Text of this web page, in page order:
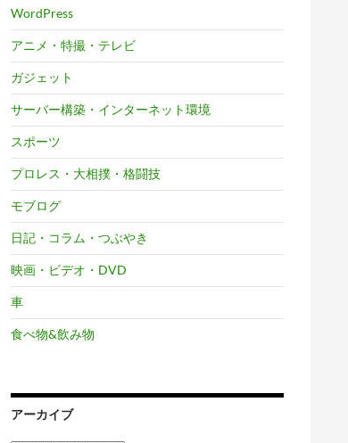
WordPress
アニメ・特撮・テレビ
ガジェット
サーバー構築・インターネット環境
スポーツ
プロレス・大相撲・格闘技
モブログ
日記・コラム・つぶやき
映画・ビデオ・DVD
車
食べ物&飲み物
アーカイブ